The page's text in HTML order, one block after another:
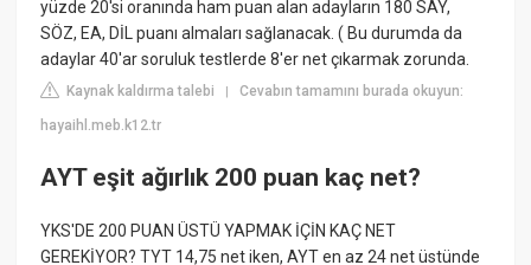
yüzde 20'si oranında ham puan alan adayların 180 SAY,
SÖZ, EA, DİL puanı almaları sağlanacak. ( Bu durumda da
adaylar 40'ar soruluk testlerde 8'er net çıkarmak zorunda.
Kaynak kaldırma talebi |Cevabın tamamını burada okuyun:
hayaihl.meb.k12.tr
AYT eşit ağırlık 200 puan kaç net?
YKS'DE 200 PUAN ÜSTÜ YAPMAK İÇİN KAÇ NET
GEREKİYOR? TYT 14,75 net iken, AYT en az 24 net üstünde